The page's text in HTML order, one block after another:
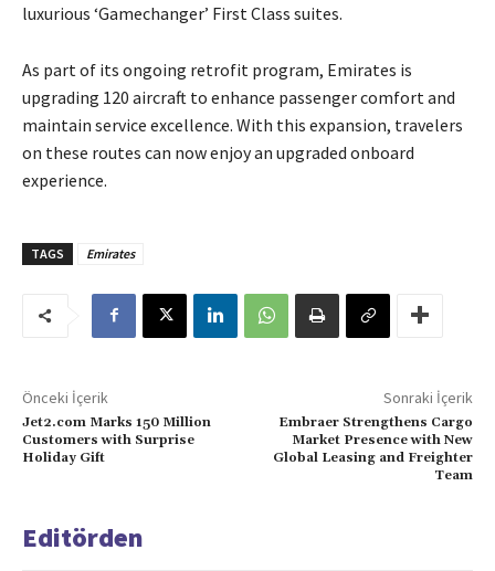
luxurious ‘Gamechanger’ First Class suites.
As part of its ongoing retrofit program, Emirates is
upgrading 120 aircraft to enhance passenger comfort and
maintain service excellence. With this expansion, travelers
on these routes can now enjoy an upgraded onboard
experience.
TAGS Emirates
Önceki İçerik
Jet2.com Marks 150 Million
Customers with Surprise
Holiday Gift
Sonraki İçerik
Embraer Strengthens Cargo
Market Presence with New
Global Leasing and Freighter
Team
Editörden